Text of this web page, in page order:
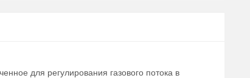
для регулирования газового потока в